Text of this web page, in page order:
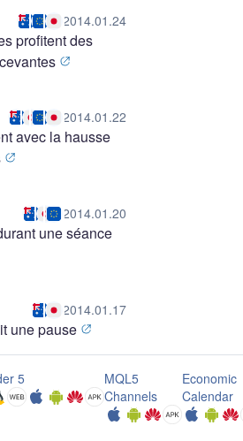
2014.01.24
profitent des
2014.01.22
avec la hausse
2014.01.20
une séance
2014.01.17
une pause
5
MQL5
Channels
Economic
Calendar